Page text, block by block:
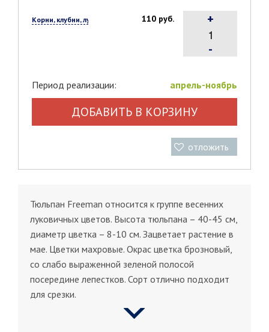
Корни, клубни, луковицы, 1 шт. 110 руб.
-
+
Период реализации: апрель-ноябрь
ДОБАВИТЬ В КОРЗИНУ
отложить
Тюльпан Freeman относится к группе весенних
луковичных цветов. Высота тюльпана – 40-45 см,
диаметр цветка – 8-10 см. Зацветает растение в
мае. Цветки махровые. Окрас цветка брозновый,
со слабо выраженной зеленой полосой
посередине лепестков. Сорт отлично подходит
для срезки.